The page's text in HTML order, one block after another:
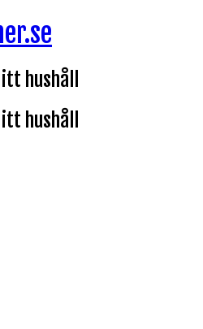
hushåll
hushåll